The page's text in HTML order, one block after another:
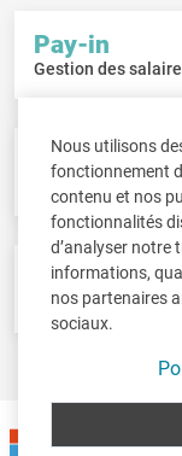
Nous utilisons
fonctionnement
contenu et nos
fonctionnalités
d’analyser notre
informations,
nos partenaires
sociaux.
Pay-in
Gestion des
Fisc-in
Déclarations
Pos-in
Caisse